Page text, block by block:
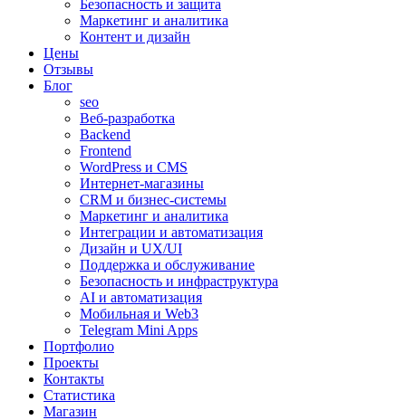
Безопасность и защита
Маркетинг и аналитика
Контент и дизайн
Цены
Отзывы
Блог
seo
Веб-разработка
Backend
Frontend
WordPress и CMS
Интернет-магазины
CRM и бизнес-системы
Маркетинг и аналитика
Интеграции и автоматизация
Дизайн и UX/UI
Поддержка и обслуживание
Безопасность и инфраструктура
AI и автоматизация
Мобильная и Web3
Telegram Mini Apps
Портфолио
Проекты
Контакты
Статистика
Магазин